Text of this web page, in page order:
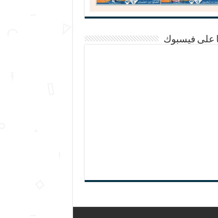
على فيسبوك